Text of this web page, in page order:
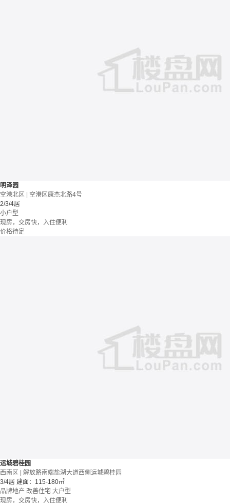
明泽园
空港北区 | 空港区康杰北路4号
2/3/4居
小户型
现房，交房快，入住便利
价格待定
运城碧桂园
西南区 | 解放路南端盐湖大道西侧运城碧桂园
3/4居 建面：115-180㎡
品牌地产 改善住宅 大户型
现房，交房快，入住便利